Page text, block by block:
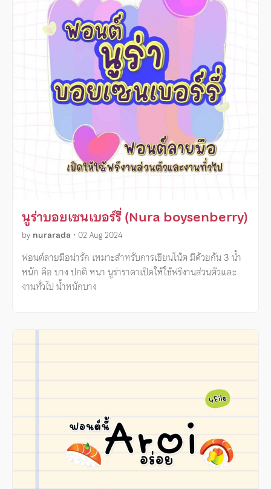
นูร่าบอยเซนเบอร์รี่ (Nura boysenberry)
by nurarada • 02 Aug 2024
ฟอนต์ลายมือน่ารัก เหมาะสำหรับการเขียนโน้ต มีด้วยกัน 3 น้ำ
หนัก คือ บาง ปกติ หนา นูร่าราดาเปิดให้ใช้ฟรีงานส่วนตัวและ
งานทั่วไป น้ำหนักบาง